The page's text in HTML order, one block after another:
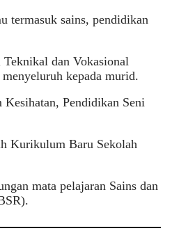
termasuk sains, pendidikan
dan Vokasional
kepada murid.
Kesihatan, Pendidikan Seni
Kurikulum Baru Sekolah
mata pelajaran Sains dan